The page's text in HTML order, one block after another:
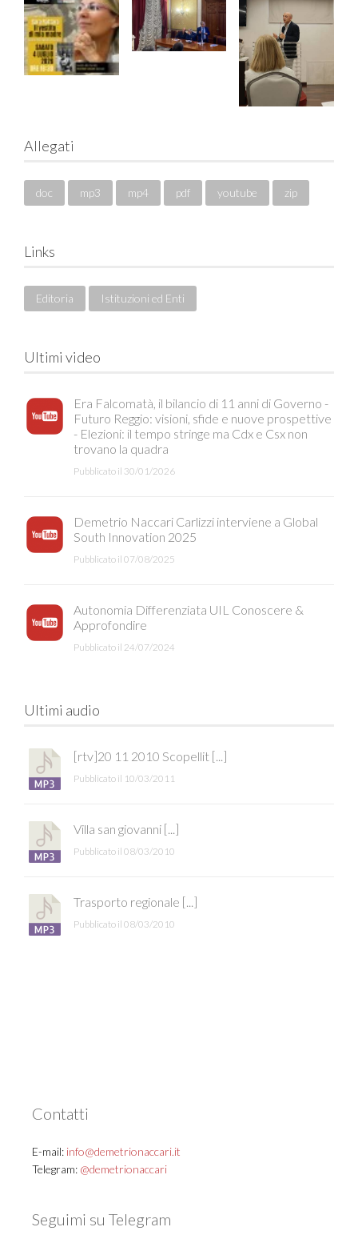
Allegati
doc mp3 mp4 pdf youtube zip
Links
Editoria Istituzioni ed Enti
Ultimi video
Era Falcomatà, il bilancio di 11 anni di Governo -
Futuro Reggio: visioni, sfide e nuove prospettive
- Elezioni: il tempo stringe ma Cdx e Csx non
trovano la quadra
Pubblicato il 30/01/2026
Demetrio Naccari Carlizzi interviene a Global
South Innovation 2025
Pubblicato il 07/08/2025
Autonomia Differenziata UIL Conoscere &
Approfondire
Pubblicato il 24/07/2024
Ultimi audio
[rtv]20 11 2010 Scopellit [...]
Pubblicato il 10/03/2011
Villa san giovanni [...]
Pubblicato il 08/03/2010
Trasporto regionale [...]
Pubblicato il 08/03/2010
Contatti
E-mail: info@demetrionaccari.it
Telegram: @demetrionaccari
Seguimi su Telegram